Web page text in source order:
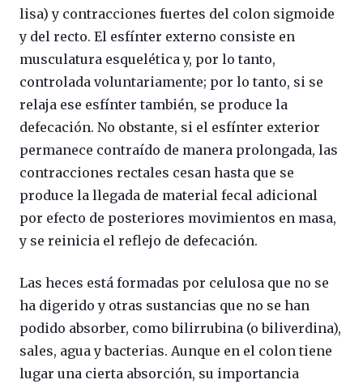
lisa) y contracciones fuertes del colon sigmoide
y del recto. El esfínter externo consiste en
musculatura esquelética y, por lo tanto,
controlada voluntariamente; por lo tanto, si se
relaja ese esfínter también, se produce la
defecación. No obstante, si el esfínter exterior
permanece contraído de manera prolongada, las
contracciones rectales cesan hasta que se
produce la llegada de material fecal adicional
por efecto de posteriores movimientos en masa,
y se reinicia el reflejo de defecación.
Las heces está formadas por celulosa que no se
ha digerido y otras sustancias que no se han
podido absorber, como bilirrubina (o biliverdina),
sales, agua y bacterias. Aunque en el colon tiene
lugar una cierta absorción, su importancia